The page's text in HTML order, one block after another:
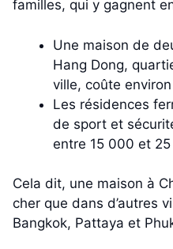
familles, qui y gagnent
Une maison de
Hang Dong,
ville, coûte
Les résidences
de sport et
entre 15 000 et
Cela dit, une maison à
cher que dans d’autres
Bangkok, Pattaya et